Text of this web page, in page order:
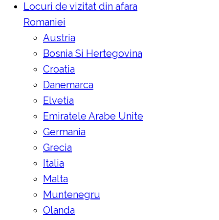
Locuri de vizitat din afara
Romaniei
Austria
Bosnia Si Hertegovina
Croatia
Danemarca
Elvetia
Emiratele Arabe Unite
Germania
Grecia
Italia
Malta
Muntenegru
Olanda